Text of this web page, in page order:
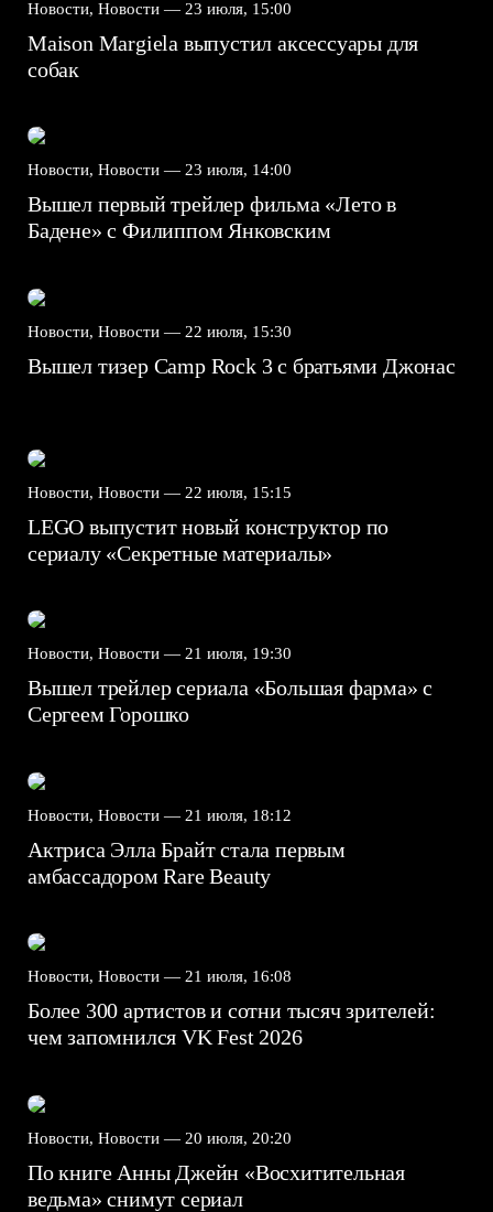
Новости, Новости — 23 июля, 15:00
Maison Margiela выпустил аксессуары для
собак
Новости, Новости — 23 июля, 14:00
Вышел первый трейлер фильма «Лето в
Бадене» с Филиппом Янковским
Новости, Новости — 22 июля, 15:30
Вышел тизер Camp Rock 3 с братьями Джонас
Новости, Новости — 22 июля, 15:15
LEGO выпустит новый конструктор по
сериалу «Секретные материалы»
Новости, Новости — 21 июля, 19:30
Вышел трейлер сериала «Большая фарма» с
Сергеем Горошко
Новости, Новости — 21 июля, 18:12
Актриса Элла Брайт стала первым
амбассадором Rare Beauty
Новости, Новости — 21 июля, 16:08
Более 300 артистов и сотни тысяч зрителей:
чем запомнился VK Fest 2026
Новости, Новости — 20 июля, 20:20
По книге Анны Джейн «Восхитительная
ведьма» снимут сериал